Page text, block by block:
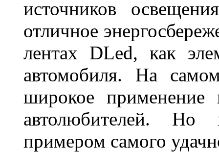
источников
отличное
лентах DLed, как
автомобиля. На
широкое
автолюбителей. Но
примером самого